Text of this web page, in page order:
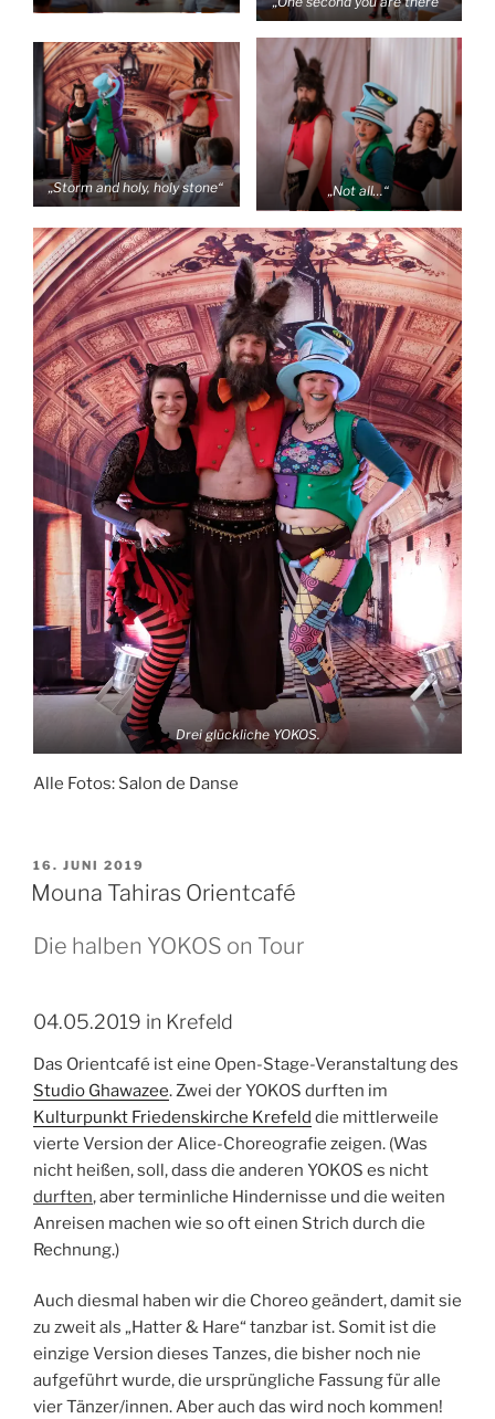
„Storm and holy, holy stone“ „Not all…“
Drei glückliche YOKOS.
Alle Fotos: Salon de Danse
VERÖFFENTLICHT
AM
16. JUNI 2019
Mouna Tahiras Orientcafé
Die halben YOKOS on Tour
04.05.2019 in Krefeld
Das Orientcafé ist eine Open-Stage-Veranstaltung des
Studio Ghawazee. Zwei der YOKOS durften im
Kulturpunkt Friedenskirche Krefeld die mittlerweile
vierte Version der Alice-Choreografie zeigen. (Was
nicht heißen, soll, dass die anderen YOKOS es nicht
durften, aber terminliche Hindernisse und die weiten
Anreisen machen wie so oft einen Strich durch die
Rechnung.)
Auch diesmal haben wir die Choreo geändert, damit sie
zu zweit als „Hatter & Hare“ tanzbar ist. Somit ist die
einzige Version dieses Tanzes, die bisher noch nie
aufgeführt wurde, die ursprüngliche Fassung für alle
vier Tänzer/innen. Aber auch das wird noch kommen!